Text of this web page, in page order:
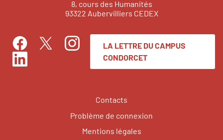
8, cours des Humanités
93322 Aubervilliers CEDEX
FacebookTwitterInstagram
LinkedIn
LA LETTRE DU CAMPUS
CONDORCET
Contacts
Problème de connexion
Mentions légales